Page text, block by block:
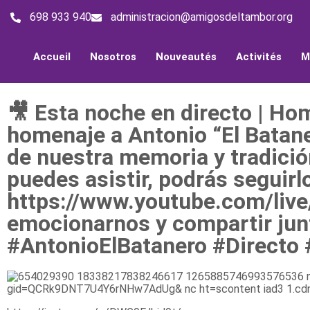
698 933 940 administracion@amigosdeltambor.org
Accueil Nosotros Nouveautés Activités
🎥 Esta noche en directo |
homenaje a Antonio “El
de nuestra memoria y
puedes asistir, podrás
https://www.youtube.com/
emocionarnos y compartir
#AntonioElBatanero